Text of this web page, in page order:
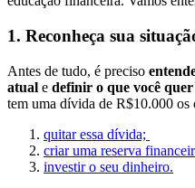
1. Reconheça sua
Antes de tudo, é preciso
atual e definir o que você
tem uma dívida de R$10.000 os
quitar essa dívida;
criar uma reserva
investir o seu dinheiro.